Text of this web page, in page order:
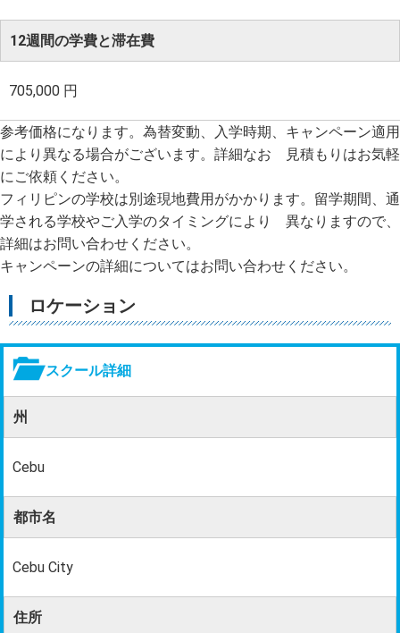
12週間の学費と滞在費
705,000 円
参考価格になります。為替変動、入学時期、キャンペーン適用
により異なる場合がございます。詳細なお 見積もりはお気軽
にご依頼ください。
フィリピンの学校は別途現地費用がかかります。留学期間、通
学される学校やご入学のタイミングにより 異なりますので、
詳細はお問い合わせください。
キャンペーンの詳細についてはお問い合わせください。
ロケーション
スクール詳細
州
Cebu
都市名
Cebu City
住所